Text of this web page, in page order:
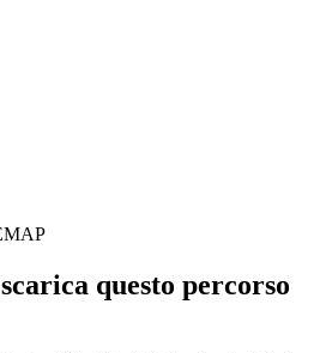
questo percorso